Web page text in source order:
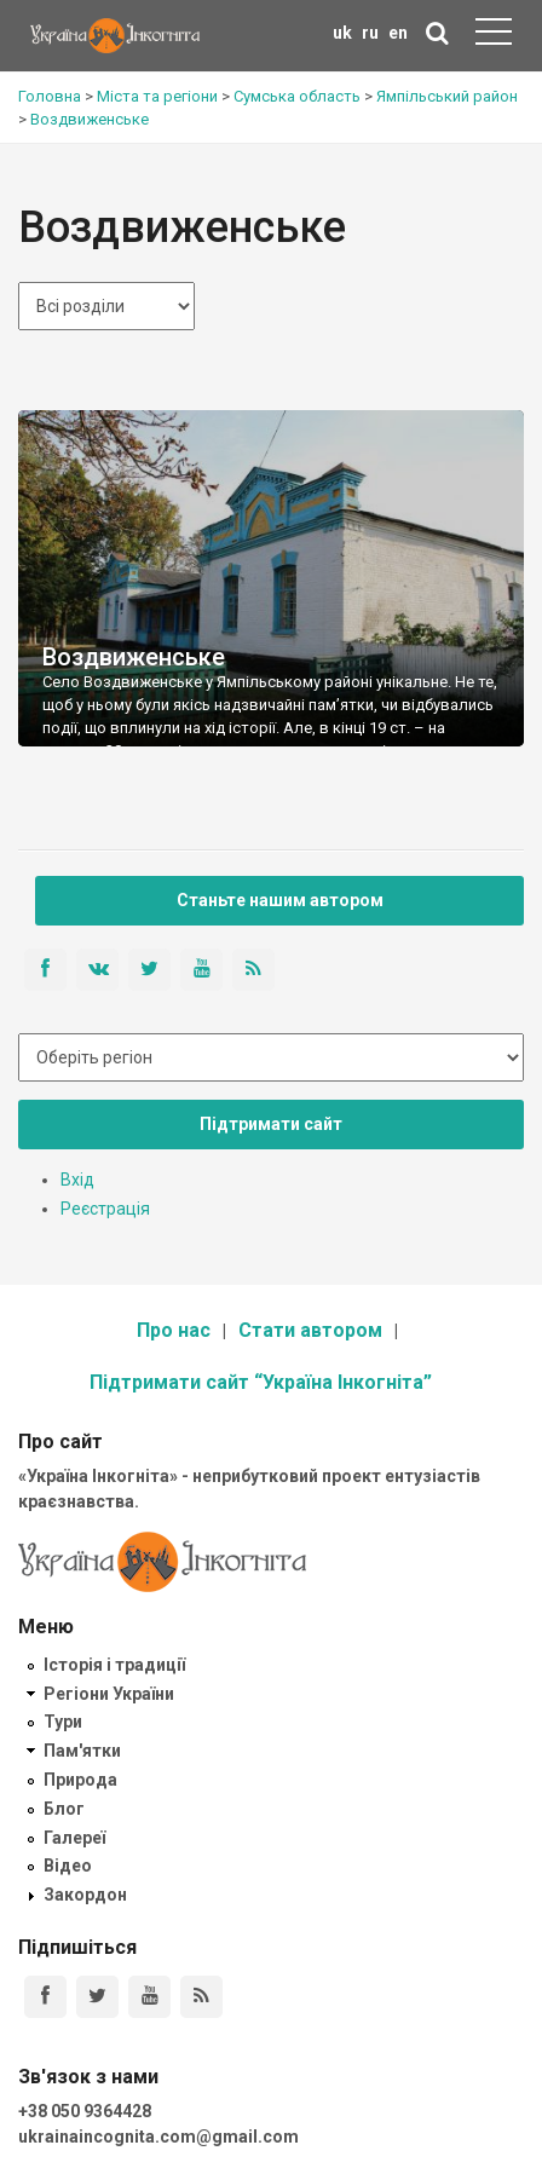
uk ru en
Головна > Міста та регіони > Сумська область > Ямпільський район
> Воздвиженське
Воздвиженське
Воздвиженське
Село Воздвиженське у Ямпільському районі унікальне. Не те,
щоб у ньому були якісь надзвичайні пам’ятки, чи відбувались
події, що вплинули на хід історії. Але, в кінці 19 ст. – на
початку 20 ст. тут існувало, причому дуже успішно,
Станьте нашим автором
Підтримати сайт
Вхід
Реєстрація
Про нас Стати автором
Підтримати сайт “Україна Інкогніта”
Про сайт
«Україна Інкогніта» - неприбутковий проект ентузіастів
краєзнавства.
Меню
Історія і традиції
Регіони України
Тури
Пам'ятки
Природа
Блог
Галереї
Відео
Закордон
Підпишіться
Зв'язок з нами
+38 050 9364428
ukrainaincognita.com@gmail.com